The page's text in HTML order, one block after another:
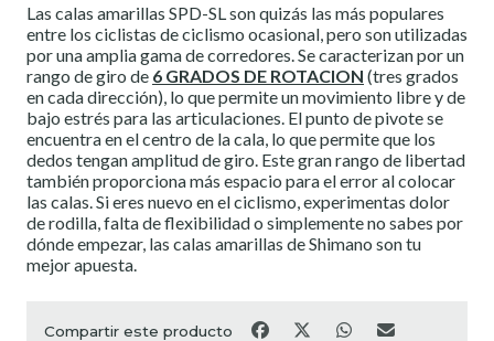
Las calas amarillas SPD-SL son quizás las más populares
entre los ciclistas de ciclismo ocasional, pero son utilizadas
por una amplia gama de corredores. Se caracterizan por un
rango de giro de 6 GRADOS DE ROTACION (tres grados
en cada dirección), lo que permite un movimiento libre y de
bajo estrés para las articulaciones. El punto de pivote se
encuentra en el centro de la cala, lo que permite que los
dedos tengan amplitud de giro. Este gran rango de libertad
también proporciona más espacio para el error al colocar
las calas. Si eres nuevo en el ciclismo, experimentas dolor
de rodilla, falta de flexibilidad o simplemente no sabes por
dónde empezar, las calas amarillas de Shimano son tu
mejor apuesta.
Compartir este producto